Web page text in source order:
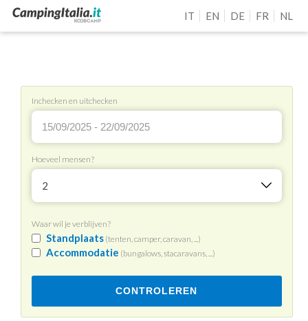
IT EN DE FR NL
Inchecken en uitchecken
Hoeveel mensen?
2
Waar wil je verblijven?
Standplaats(tenten, camper, caravan, ...)
Accommodatie (bungalows, stacaravans, ...)
CONTROLEREN